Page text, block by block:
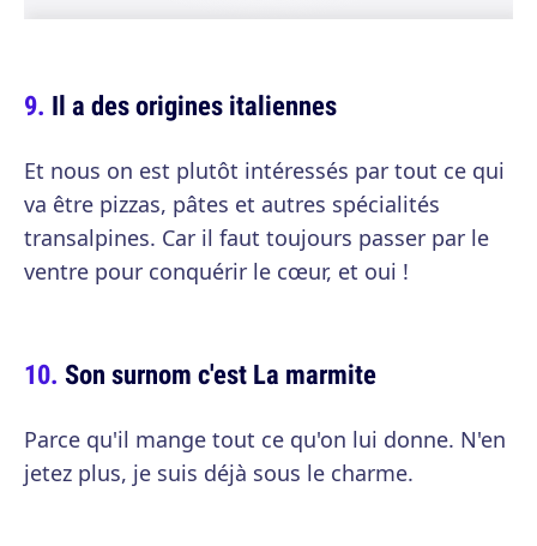
Il a des origines italiennes
Et nous on est plutôt intéressés par tout ce qui
va être pizzas, pâtes et autres spécialités
transalpines. Car il faut toujours passer par le
ventre pour conquérir le cœur, et oui !
Son surnom c'est La marmite
Parce qu'il mange tout ce qu'on lui donne. N'en
jetez plus, je suis déjà sous le charme.